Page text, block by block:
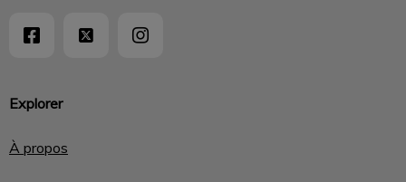
Explorer
À propos